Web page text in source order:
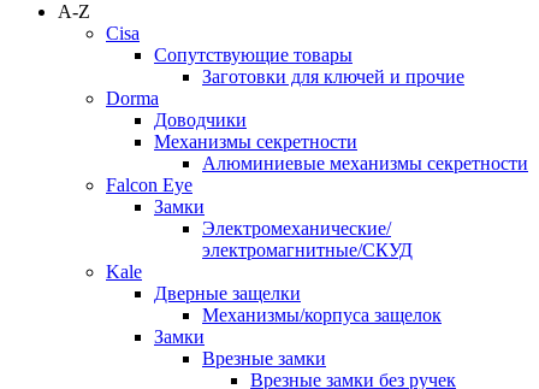
A-Z
Cisa
Сопутствующие товары
Заготовки для ключей и прочие
Dorma
Доводчики
Механизмы секретности
Алюминиевые механизмы секретности
Falcon Eye
Замки
Электромеханические/
электромагнитные/СКУД
Kale
Дверные защелки
Механизмы/корпуса защелок
Замки
Врезные замки
Врезные замки без ручек